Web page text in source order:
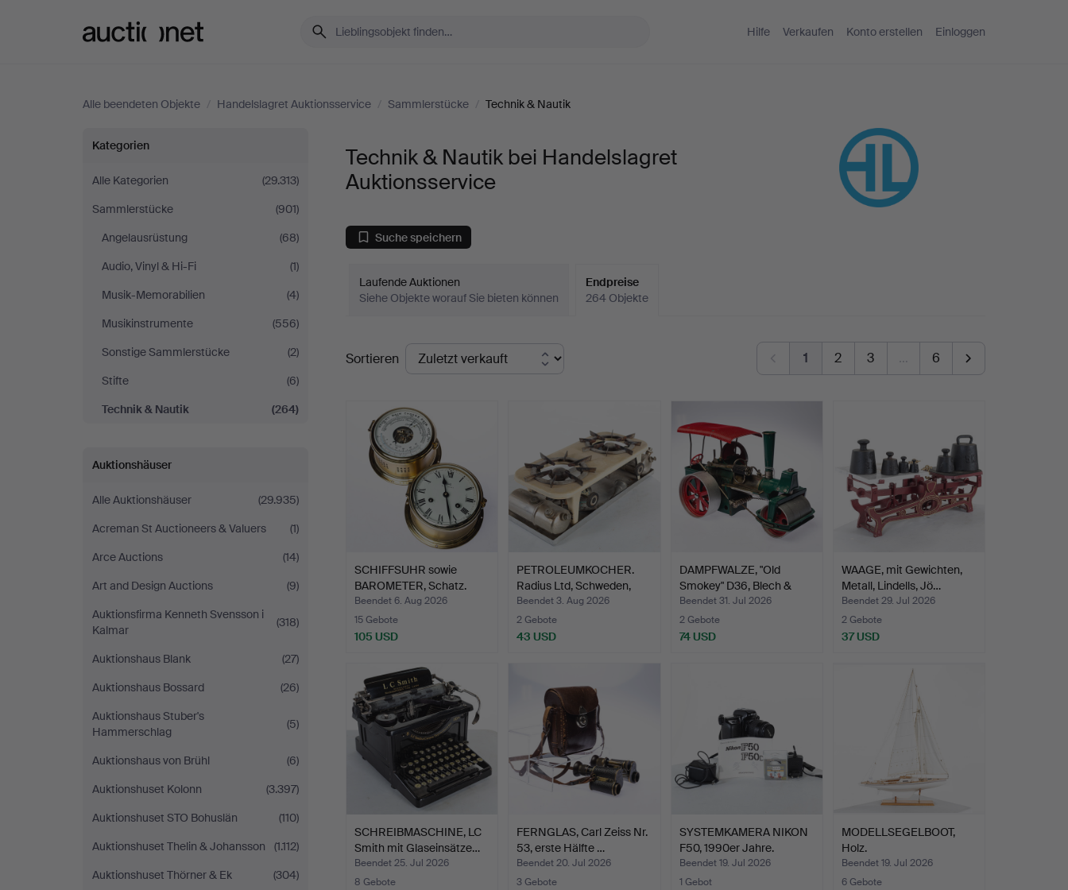
Hilfe Verkaufen Konto erstellen Einloggen
Alle beendeten Objekte / Handelslagret Auktionsservice / Sammlerstücke / Technik & Nautik
Technik
&
Nautik
bei
Handelslagret
Auktionsservice
Kategorien
Alle Kategorien
(29.313)
Sammlerstücke
(901)
Angelausrüstung
(68)
Audio, Vinyl & Hi-Fi
(1)
Musik-Memorabilien
(4)
Musikinstrumente
(556)
Sonstige Sammlerstücke
(2)
Stifte
(6)
Technik & Nautik
(264)
Auktionshäuser
Alle Auktionshäuser
(29.935)
Acreman St Auctioneers & Valuers
(1)
Arce Auctions
(14)
Art and Design Auctions
(9)
Auktionsfirma Kenneth Svensson i
Kalmar
(318)
Auktionshaus Blank
(27)
Auktionshaus Bossard
(26)
Auktionshaus Stuber's
Hammerschlag
(5)
Auktionshaus von Brühl
(6)
Auktionshuset Kolonn
(3.397)
Auktionshuset STO Bohuslän
(110)
Auktionshuset Thelin & Johansson
(1.112)
Auktionshuset Thörner & Ek
(304)
Technik & Nautik bei Handelslagret
Auktionsservice
Suche speichern
Laufende Auktionen
Siehe Objekte worauf Sie bieten können
Endpreise
264 Objekte
Endpreise
Sortieren 1 2 3 … 6
SCHIFFSUHR sowie
BAROMETER, Schatz.
Beendet 6. Aug 2026
15 Gebote
105 USD
PETROLEUMKOCHER.
Radius Ltd, Schweden,
Mit…
Beendet 3. Aug 2026
2 Gebote
43 USD
DAMPFWALZE, "Old
Smokey" D36, Blech &
Kuns…
Beendet 31. Jul 2026
2 Gebote
74 USD
WAAGE, mit Gewichten,
Metall, Lindells, Jö…
Beendet 29. Jul 2026
2 Gebote
37 USD
SCHREIBMASCHINE, LC
Smith mit Glaseinsätze…
Beendet 25. Jul 2026
8 Gebote
FERNGLAS, Carl Zeiss Nr.
53, erste Hälfte …
Beendet 20. Jul 2026
3 Gebote
SYSTEMKAMERA NIKON
F50, 1990er Jahre.
Beendet 19. Jul 2026
1 Gebot
MODELLSEGELBOOT,
Holz.
Beendet 19. Jul 2026
6 Gebote